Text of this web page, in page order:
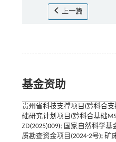
上一篇
基金资助
贵州省科技支撑项目(黔科合支
础研究计划项目(黔科合基础
ZD(2025)009); 国家自然科学基
质勘查资金项目(2024-2号);